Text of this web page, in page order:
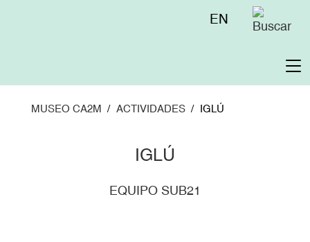
Menú
EN
MUSEO CA2M ACTIVIDADES IGLÚ
IGLÚ
EQUIPO SUB21